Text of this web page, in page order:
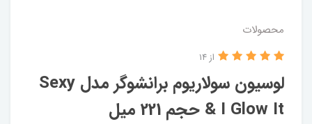
محصولات
لوسیون سولاریوم برانشوگر مدل Sexy
& I Glow It حجم 221 میل
از 14